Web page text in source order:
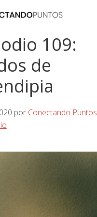
109:
de
por Conectando Puntos